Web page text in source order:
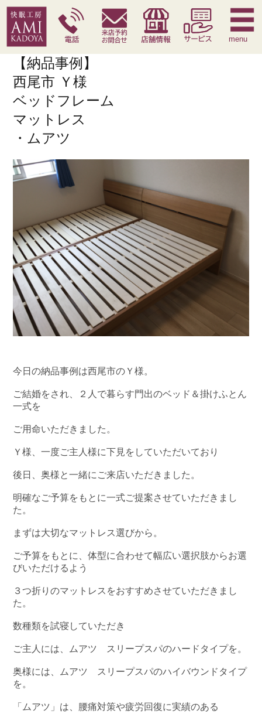
快眠枕 腰痛対策寝具 季節寝具 サービス
menu
【納品事例】
西尾市 Ｙ様
ベッドフレーム
マットレス
・ムアツ
今日の納品事例は西尾市のＹ様。
ご結婚をされ、２人で暮らす門出のベッド＆掛けふとん
一式を
ご用命いただきました。
Ｙ様、一度ご主人様に下見をしていただいており
後日、奥様と一緒にご来店いただきました。
明確なご予算をもとに一式ご提案させていただきまし
た。
まずは大切なマットレス選びから。
ご予算をもとに、体型に合わせて幅広い選択肢からお選
びいただけるよう
３つ折りのマットレスをおすすめさせていただきまし
た。
数種類を試寝していただき
ご主人には、ムアツ スリープスパのハードタイプを。
奥様には、ムアツ スリープスパのハイバウンドタイプ
を。
「ムアツ」は、腰痛対策や疲労回復に実績のある